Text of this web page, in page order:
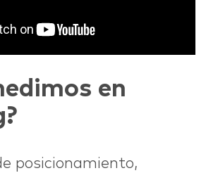
en
posicionamiento,